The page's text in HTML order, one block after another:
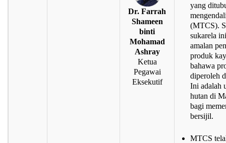
Dr. Farrah
Shameen
binti
Mohamad
Ashray
Ketua
Pegawai
Eksekutif
yang
(MTCS).
sukarela
amalan
produk
bahawa
diperoleh
Ini adalah
hutan di
bagi
bersijil.
MTCS